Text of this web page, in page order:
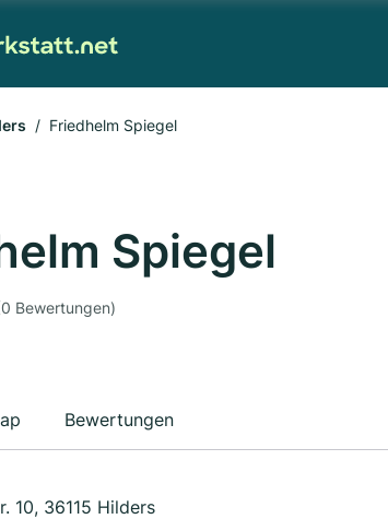
Friedhelm Spiegel
Spiegel
Bewertungen)
Bewertungen
10, 36115 Hilders